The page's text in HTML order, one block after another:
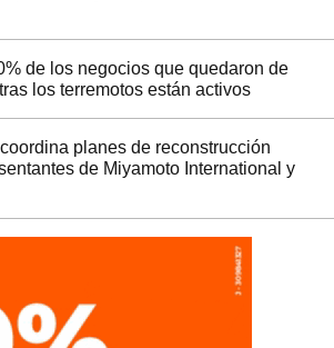
de los negocios que quedaron de
los terremotos están activos
planes de reconstrucción
de Miyamoto International y